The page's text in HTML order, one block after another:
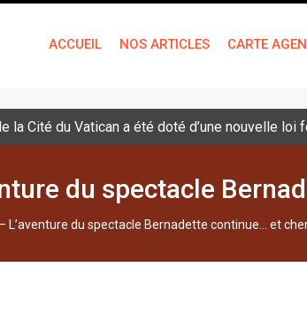
ACCUEIL NOS ARTICLES CARTE
la Cité du Vatican a été doté d’une nouvelle loi
du spectacle
L’aventure du spectacle Bernadette continue… et